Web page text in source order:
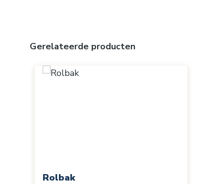
Productgalerij overslaan
Gerelateerde producten
Rolbak